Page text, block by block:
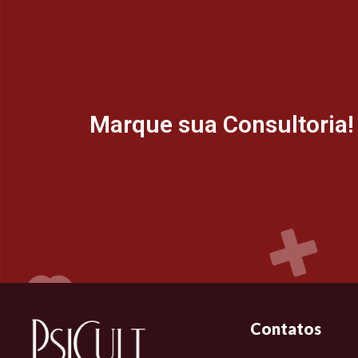
Marque sua Consultoria!
Contatos